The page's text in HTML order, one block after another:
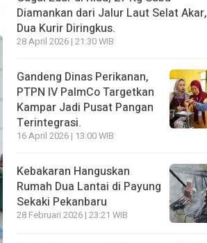
Diamankan dari Jalur Laut Selat Akar,
Dua Kurir Diringkus.
28 April 2026 | 21:30 WIB
Gandeng Dinas Perikanan,
PTPN IV PalmCo Targetkan
Kampar Jadi Pusat Pangan
Terintegrasi.
16 April 2026 | 13:00 WIB
Kebakaran Hanguskan
Rumah Dua Lantai di Payung
Sekaki Pekanbaru
28 Februari 2026 | 23:21 WIB